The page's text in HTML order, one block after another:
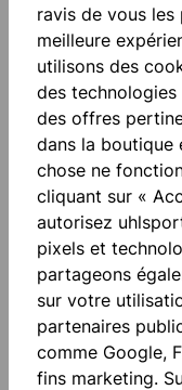
-40 %
FM UHLSPORT SOFT
RESIST+ GANTS DE
GARDIEN
24,00 €* 40,00 €*
de 40%)
ravis de vous
meilleure
utilisons des
des
des offres
dans la boutique
chose ne
cliquant sur «
autorisez
pixels et
partageons
sur votre
partenaires
comme Google,
fins marketing.